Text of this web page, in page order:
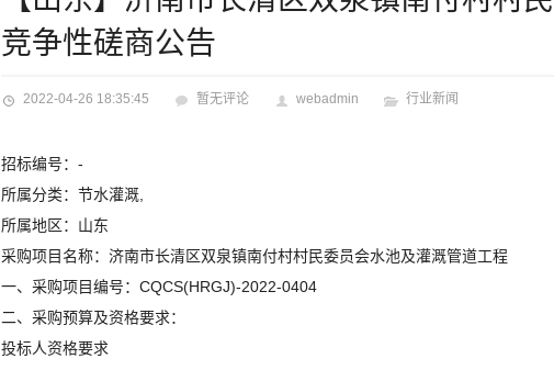
竞争性磋商公告
2022-04-26 18:35:45 暂无评论 webadmin 行业新闻
招标编号：-
所属分类：节水灌溉,
所属地区：山东
采购项目名称：济南市长清区双泉镇南付村村民委员会水池及灌溉管道工程
一、采购项目编号：CQCS(HRGJ)-2022-0404
二、采购预算及资格要求：
投标人资格要求